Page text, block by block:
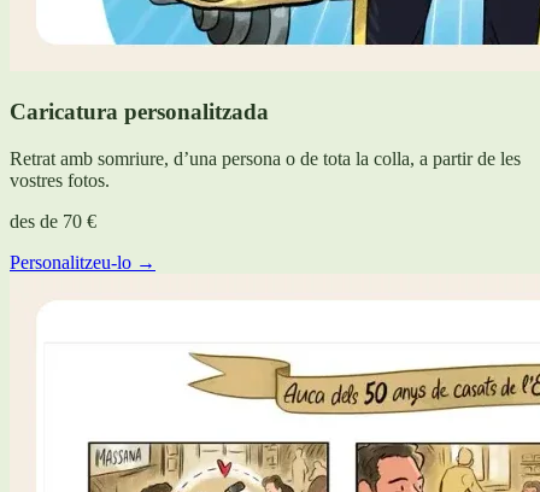
Caricatura personalitzada
Retrat amb somriure, d’una persona o de tota la colla, a partir de les
vostres fotos.
des de 70 €
Personalitzeu-lo →